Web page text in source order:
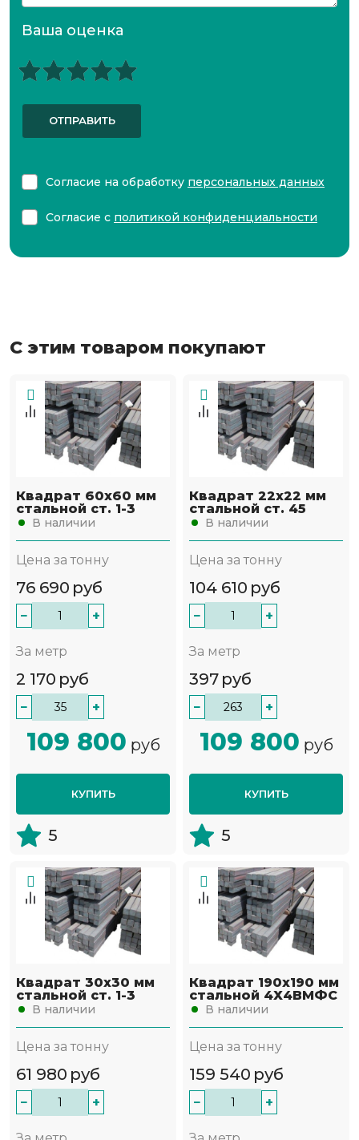
Ваша оценка
ОТПРАВИТЬ
Согласие на обработку персональных данных
Согласие с политикой конфиденциальности
С этим товаром покупают
Квадрат 60х60 мм
стальной ст. 1-3
В наличии
Цена за тонну
76 690 руб
− +
За метр
2 170 руб
− +
109 800 руб
КУПИТЬ
5
Квадрат 22х22 мм
стальной ст. 45
В наличии
Цена за тонну
104 610 руб
− +
За метр
397 руб
− +
109 800 руб
КУПИТЬ
5
Квадрат 30х30 мм
стальной ст. 1-3
В наличии
Цена за тонну
61 980 руб
− +
Квадрат 190х190 мм
стальной 4Х4ВМФС
В наличии
Цена за тонну
159 540 руб
− +